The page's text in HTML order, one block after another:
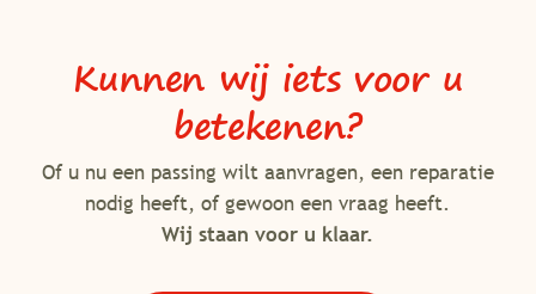
Kunnen wij iets voor u
betekenen?
Of u nu een passing wilt aanvragen, een reparatie
nodig heeft, of gewoon een vraag heeft.
Wij staan voor u klaar.